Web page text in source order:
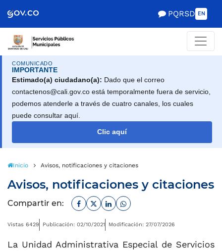
de Gobierno
PQRSD EN
COMUNICADO
IMPORTANTE
Estimado(a) ciudadano(a): Dado que el correo
contactenos@cali.gov.co está temporalmente fuera de servicio,
podemos atenderle a través de cuatro canales, los cuales
puede consultar aquí.
Clic aquí
Inicio Avisos, notificaciones y citaciones
Avisos, notificaciones y citaciones
Compartir en: Facebook
TwitterLinkedinWhatsapp
Vistas 6429 Publicación: 02/10/2021 Modificación: 27/07/2026
La Unidad Administrativa Especial de Servicios